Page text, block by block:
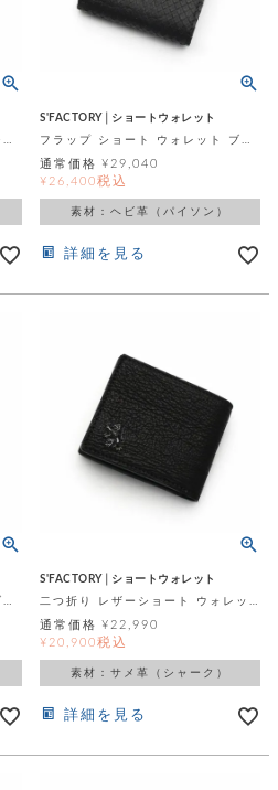
S'FACTORY│ショートウォレット
通常価格 ¥ 29,040
¥ 26,400税込
素材：ヘビ革（パイソン）
詳細を見る
S'FACTORY│ショートウォレット
通常価格 ¥ 22,990
¥ 20,900税込
素材：サメ革（シャーク）
詳細を見る